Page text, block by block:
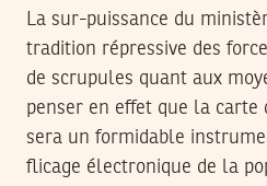
La sur-puissance du
tradition répressive des
de scrupules quant aux
penser en effet que la carte
sera un formidable
flicage électronique de la